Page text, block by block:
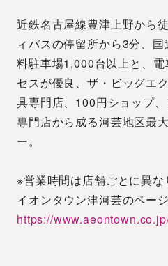
近鉄名古屋線豊津上野から
ィバスの停留所から3分、
料駐車場1,000台以上と、
セスが優良、ザ・ビッグエ
具専門店、100円ショップ
専門店から成る河芸地区最
ー。
※営業時間は店舗ごとに異
イオンタウン津河芸のペー
https://